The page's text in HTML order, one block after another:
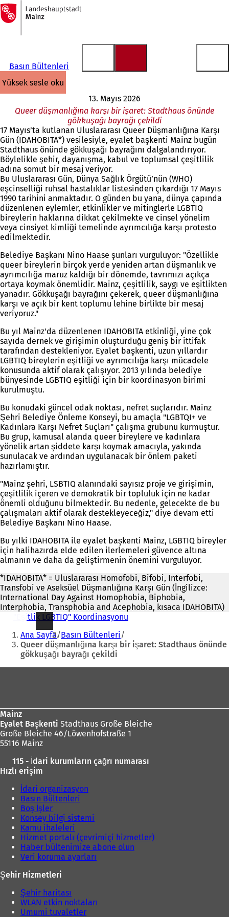
İçeriğe atla
Ana
sayfaya
Basın Bültenleri
yüksek sesle oku
13. Mayıs 2026
Queer düşmanlığına karşı bir işaret: Stadthaus önünde
gökkuşağı bayrağı çekildi
17 Mayıs’ta kutlanan Uluslararası Queer Düşmanlığına Karşı
Gün (IDAHOBITA*) vesilesiyle, eyalet başkenti Mainz bugün
Stadthaus önünde gökkuşağı bayrağını dalgalandırıyor.
Böylelikle şehir, dayanışma, kabul ve toplumsal çeşitlilik
adına somut bir mesaj veriyor.
Bu Uluslararası Gün, Dünya Sağlık Örgütü’nün (WHO)
eşcinselliği ruhsal hastalıklar listesinden çıkardığı 17 Mayıs
1990 tarihini anmaktadır. O günden bu yana, dünya çapında
düzenlenen eylemler, etkinlikler ve mitinglerle LGBTIQ
bireylerin haklarına dikkat çekilmekte ve cinsel yönelim
veya cinsiyet kimliği temelinde ayrımcılığa karşı protesto
edilmektedir.
Belediye Başkanı Nino Haase şunları vurguluyor: "Özellikle
queer bireylerin birçok yerde yeniden artan düşmanlık ve
ayrımcılığa maruz kaldığı bir dönemde, tavrımızı açıkça
ortaya koymak önemlidir. Mainz, çeşitlilik, saygı ve eşitlikten
yanadır. Gökkuşağı bayrağını çekerek, queer düşmanlığına
karşı ve açık bir kent toplumu lehine birlikte bir mesaj
veriyoruz."
Bu yıl Mainz'da düzenlenen IDAHOBITA etkinliği, yine çok
sayıda dernek ve girişimin oluşturduğu geniş bir ittifak
tarafından destekleniyor. Eyalet başkenti, uzun yıllardır
LGBTIQ bireylerin eşitliği ve ayrımcılığa karşı mücadele
konusunda aktif olarak çalışıyor. 2013 yılında belediye
bünyesinde LGBTIQ eşitliği için bir koordinasyon birimi
kurulmuştu.
Bu konudaki güncel odak noktası, nefret suçlarıdır. Mainz
Şehri Belediye Önleme Konseyi, bu amaçla "LGBTQI+ ve
Kadınlara Karşı Nefret Suçları" çalışma grubunu kurmuştur.
Bu grup, kamusal alanda queer bireylere ve kadınlara
yönelik artan şiddete karşı koymak amacıyla, yakında
sunulacak ve ardından uygulanacak bir önlem paketi
hazırlamıştır.
"Mainz şehri, LSBTIQ alanındaki sayısız proje ve girişimin,
çeşitlilik içeren ve demokratik bir topluluk için ne kadar
önemli olduğunu bilmektedir. Bu nedenle, gelecekte de bu
çalışmaları aktif olarak destekleyeceğiz," diye devam etti
Belediye Başkanı Nino Haase.
Bu yılki IDAHOBITA ile eyalet başkenti Mainz, LGBTIQ bireyler
için halihazırda elde edilen ilerlemeleri güvence altına
almanın ve daha da geliştirmenin önemini vurguluyor.
*IDAHOBITA* = Uluslararası Homofobi, Bifobi, Interfobi,
Transfobi ve Aseksüel Düşmanlığına Karşı Gün (İngilizce:
International Day Against Homophobia, Biphobia,
Interphobia, Transphobia and Acephobia, kısaca IDAHOBITA)
"Eşitlik LGBTIQ" Koordinasyonu
Buradasınız:
Ana Sayfa Basın Bültenleri
Queer düşmanlığına karşı bir işaret: Stadthaus önünde
gökkuşağı bayrağı çekildi
Mainz
Eyalet Başkenti Stadthaus Große Bleiche
Große Bleiche 46/Löwenhofstraße 1
55116 Mainz
115 - İdari kurumların çağrı numarası
Hızlı erişim
İdari organizasyon
Basın Bültenleri
Boş İşler
Konsey bilgi sistemi
Kamu ihaleleri
Hizmet portalı (çevrimiçi hizmetler)
Haber bültenimize abone olun
Veri koruma ayarları
Şehir Hizmetleri
Şehir haritası
WLAN etkin noktaları
Umumi tuvaletler